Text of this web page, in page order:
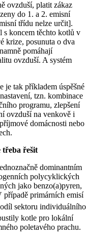
ovzduší, platit zákaz
do 1. a 2. emisní
třídu nelze určit].
s koncem těchto kotlů v
krize, posunuta o dva
pomáhají
ovzduší. A systém
je tak příkladem úspěšné
tzn. kombinace
programu, zlepšení
ovzduší na venkově i
domácnosti nebo
třeba řešit
dominantním
polycyklických
jako benzo(a)pyren,
případě primárních emisí
sektoru individuálního
kotle pro lokální
poletavého prachu.